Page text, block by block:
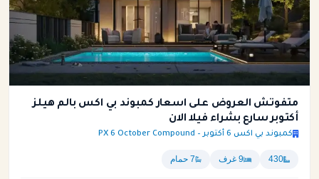
متفوتش العروض على اسعار كمبوند بي اكس بالم هيلز
أكتوبر سارع بشراء فيلا الان
كمبوند بي اكس 6 أكتوبر – PX 6 October Compound
430 9 غرف 7 حمام